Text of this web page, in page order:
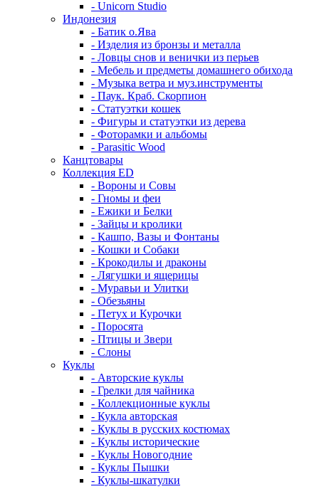
- Unicorn Studio
Индонезия
- Батик о.Ява
- Изделия из бронзы и металла
- Ловцы снов и венички из перьев
- Мебель и предметы домашнего обихода
- Музыка ветра и муз.инструменты
- Паук. Краб. Скорпион
- Статуэтки кошек
- Фигуры и статуэтки из дерева
- Фоторамки и альбомы
- Parasitic Wood
Канцтовары
Коллекция ED
- Вороны и Совы
- Гномы и феи
- Ежики и Белки
- Зайцы и кролики
- Кашпо, Вазы и Фонтаны
- Кошки и Собаки
- Крокодилы и драконы
- Лягушки и ящерицы
- Муравьи и Улитки
- Обезьяны
- Петух и Курочки
- Поросята
- Птицы и Звери
- Слоны
Куклы
- Авторские куклы
- Грелки для чайника
- Коллекционные куклы
- Кукла авторская
- Куклы в русских костюмах
- Куклы исторические
- Куклы Новогодние
- Куклы Пышки
- Куклы-шкатулки